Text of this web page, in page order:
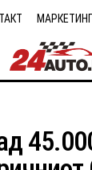
МАРКЕТИНГ